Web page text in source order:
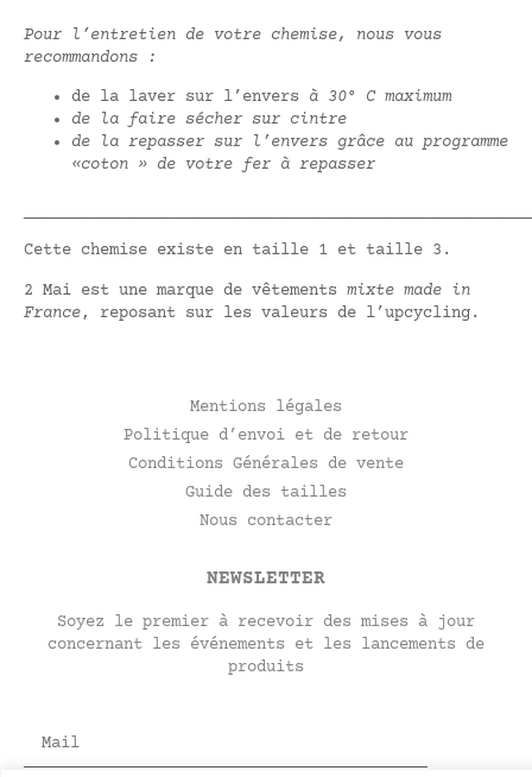
Pour l’entretien de votre chemise, nous vous
recommandons :
de la laver sur l’envers à 30° C maximum
de la faire sécher sur cintre
de la repasser sur l’envers grâce au programme
«coton » de votre fer à repasser
Cette chemise existe en taille 1 et taille 3.
2 Mai est une marque de vêtements mixte made in
France, reposant sur les valeurs de l’upcycling.
Mentions légales
Politique d’envoi et de retour
Conditions Générales de vente
Guide des tailles
Nous contacter
NEWSLETTER
Soyez le premier à recevoir des mises à jour
concernant les événements et les lancements de
produits